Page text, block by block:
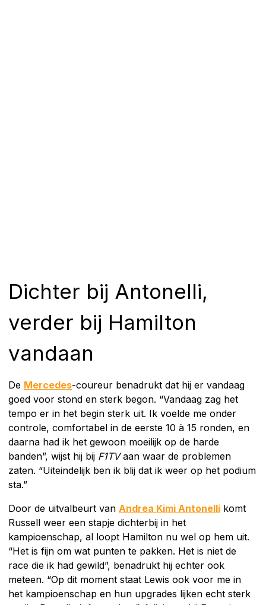
Dichter bij Antonelli,
verder bij Hamilton
vandaan
De Mercedes-coureur benadrukt dat hij er vandaag
goed voor stond en sterk begon. “Vandaag zag het
tempo er in het begin sterk uit. Ik voelde me onder
controle, comfortabel in de eerste 10 à 15 ronden, en
daarna had ik het gewoon moeilijk op de harde
banden”, wijst hij bij F1TVaan waar de problemen
zaten. “Uiteindelijk ben ik blij dat ik weer op het podium
sta.”
Door de uitvalbeurt van Andrea Kimi Antonelli komt
Russell weer een stapje dichterbij in het
kampioenschap, al loopt Hamilton nu wel op hem uit.
“Het is fijn om wat punten te pakken. Het is niet de
race die ik had gewild”, benadrukt hij echter ook
meteen. “Op dit moment staat Lewis ook voor me in
het kampioenschap en hun upgrades lijken echt sterk